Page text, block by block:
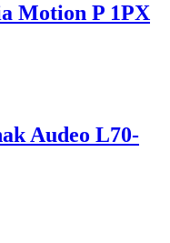
Motion P 1PX
Audeo L70-